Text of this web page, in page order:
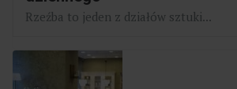
Rzeźba to jeden z działów sztuki...